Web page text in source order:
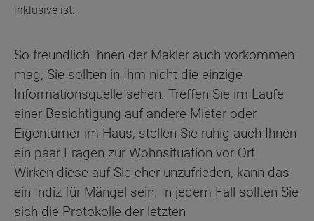
inklusive ist.
So freundlich Ihnen der Makler auch vorkommen
mag, Sie sollten in Ihm nicht die einzige
Informationsquelle sehen. Treffen Sie im Laufe
einer Besichtigung auf andere Mieter oder
Eigentümer im Haus, stellen Sie ruhig auch Ihnen
ein paar Fragen zur Wohnsituation vor Ort.
Wirken diese auf Sie eher unzufrieden, kann das
ein Indiz für Mängel sein. In jedem Fall sollten Sie
sich die Protokolle der letzten